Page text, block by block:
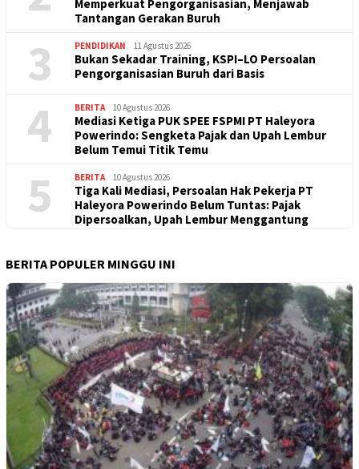
Memperkuat Pengorganisasian, Menjawab
Tantangan Gerakan Buruh
3 PENDIDIKAN 11 Agustus 2026
Bukan Sekadar Training, KSPI–LO Persoalan
Pengorganisasian Buruh dari Basis
4 BERITA 10 Agustus 2026
Mediasi Ketiga PUK SPEE FSPMI PT Haleyora
Powerindo: Sengketa Pajak dan Upah Lembur
Belum Temui Titik Temu
5 BERITA 10 Agustus 2026
Tiga Kali Mediasi, Persoalan Hak Pekerja PT
Haleyora Powerindo Belum Tuntas: Pajak
Dipersoalkan, Upah Lembur Menggantung
BERITA POPULER MINGGU INI